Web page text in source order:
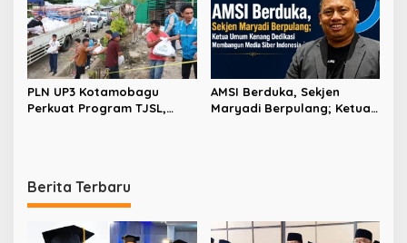
Tipe C
PLN UP3 Kotamobagu
Perkuat Program TJSL,
AMSI Berduka, Sekjen
Maryadi Berpulang; Ketua
Berita Terbaru